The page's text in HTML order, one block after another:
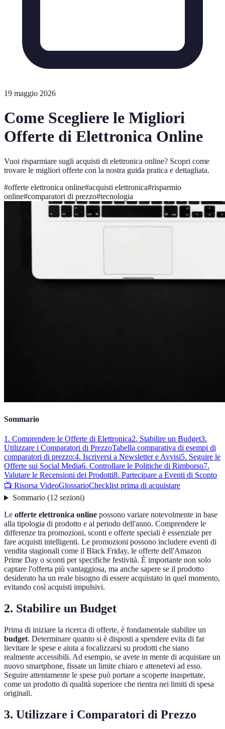
19 maggio 2026
Come Scegliere le Migliori
Offerte di Elettronica Online
Vuoi risparmiare sugli acquisti di elettronica online? Scopri come
trovare le migliori offerte con la nostra guida pratica e dettagliata.
#offerte elettronica online#acquisti elettronica#risparmio
online#comparatori di prezzo#tecnologia
Sommario
1. Comprendere le Offerte di Elettronica2. Stabilire un Budget3.
Utilizzare i Comparatori di PrezzoTabella comparativa di esempi di
comparatori di prezzo:4. Iscriversi a Newsletter e Avvisi5. Seguire le
Offerte sui Social Media6. Controllare le Politiche di Rimborso7.
Valutare le Recensioni dei Prodotti8. Partecipare a Eventi di Sconto
📺 Risorsa VideoGlossarioChecklist prima di acquistare
Sommario(12 sezioni)
Le offerte elettronica online possono variare notevolmente in base
alla tipologia di prodotto e al periodo dell'anno. Comprendere le
differenze tra promozioni, sconti e offerte speciali è essenziale per
fare acquisti intelligenti. Le promozioni possono includere eventi di
vendita stagionali come il Black Friday, le offerte dell'Amazon
Prime Day o sconti per specifiche festività. È importante non solo
captare l'offerta più vantaggiosa, ma anche sapere se il prodotto
desiderato ha un reale bisogno di essere acquistato in quel momento,
evitando così acquisti impulsivi.
2. Stabilire un Budget
Prima di iniziare la ricerca di offerte, è fondamentale stabilire un
budget. Determinare quanto si è disposti a spendere evita di far
lievitare le spese e aiuta a focalizzarsi su prodotti che siano
realmente accessibili. Ad esempio, se avete in mente di acquistare un
nuovo smartphone, fissate un limite chiaro e attenetevi ad esso.
Seguire attentamente le spese può portare a scoperte inaspettate,
come un prodotto di qualità superiore che rientra nei limiti di spesa
originali.
3. Utilizzare i Comparatori di Prezzo